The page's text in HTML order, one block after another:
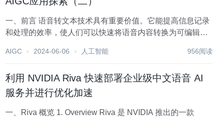
一、前言 语音转文本技术具有重要价值。它能提高信息记录
和处理的效率，使人们可以快速将语音内容转换为可编辑、
帮助学生更好地记录课堂重点；在办公场景中，能简化会议
AIGC 2024-06-06 人工智能 956阅读
利用 NVIDIA Riva 快速部署企业级中文语音 AI
服务并进行优化加速
一、Riva 概览 1. Overview Riva 是 NVIDIA 推出的一款